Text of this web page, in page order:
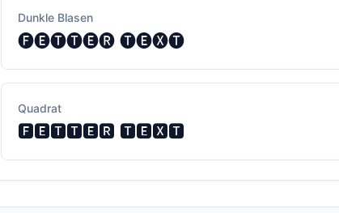
Dunkle Blasen
🅕🅔🅣🅣🅔🅡 🅣🅔🅧🅣
Quadrat
🅵🅴🆃🆃🅴🆁 🆃🅴🆇🆃